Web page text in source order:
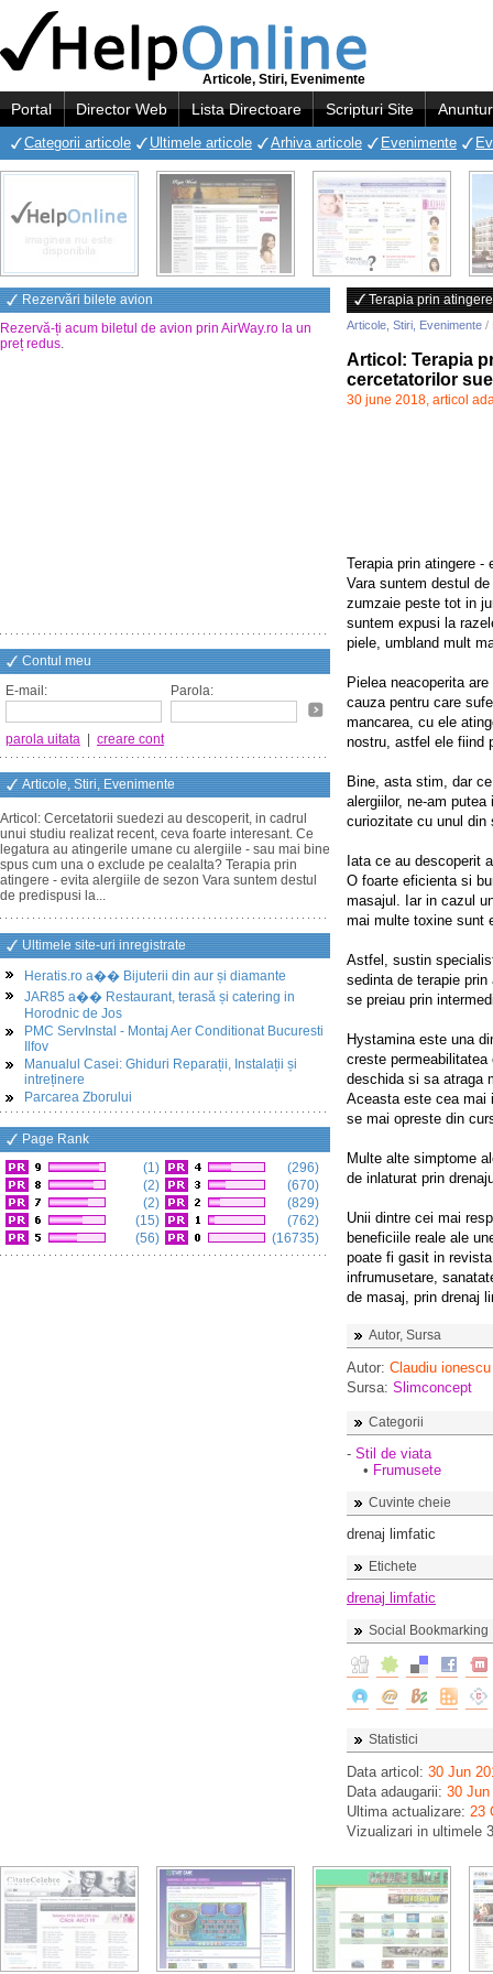
Articole, Stiri, Evenimente
Portal Director Web Lista Directoare Scripturi Site
Categorii articole Ultimele articole Arhiva articole Evenimente
Rezervări bilete avion
Rezervă-ți acum biletul de avion prin AirWay.ro la un
preț redus.
Contul meu
E-mail:
Parola:
parola uitata creare cont
Articole, Stiri, Evenimente
Articol: Cercetatorii suedezi au descoperit, in cadrul
unui studiu realizat recent, ceva foarte interesant. Ce
legatura au atingerile umane cu alergiile - sau mai bine
spus cum una o exclude pe cealalta? Terapia prin
atingere - evita alergiile de sezon Vara suntem destul
de predispusi la...
Ultimele site-uri inregistrate
Heratis.ro a�� Bijuterii din aur și diamante
JAR85 a�� Restaurant, terasă și catering in
Horodnic de Jos
PMC ServInstal - Montaj Aer Conditionat Bucuresti
Ilfov
Manualul Casei: Ghiduri Reparații, Instalații și
intreținere
Parcarea Zborului
Page Rank
(1)
(2)
(2)
(15)
(56)
(296)
(670)
(829)
(762)
(16735)
Terapia prin
Articole, Stiri, Evenimente /
Articol: Terapia
cercetatorilor
30 june 2018, articol
Terapia prin atingere -
Vara suntem destul
zumzaie peste tot in
suntem expusi la
piele, umbland mult
Pielea neacoperita
cauza pentru care
mancarea, cu ele
nostru, astfel ele fiind
Bine, asta stim, dar
alergiilor, ne-am
curiozitate cu unul din
Iata ce au descoperit
O foarte eficienta si
masajul. Iar in cazul
mai multe toxine sunt
Astfel, sustin
sedinta de terapie
se preiau prin
Hystamina este una
creste
deschida si sa atraga
Aceasta este cea mai
se mai opreste din
Multe alte simptome
de inlaturat prin
Unii dintre cei mai
beneficiile reale ale
poate fi gasit in
infrumusetare,
de masaj, prin drenaj
Autor, Sursa
Autor: Claudiu ionescu
Sursa: Slimconcept
Categorii
- Stil de viata
• Frumusete
Cuvinte cheie
drenaj limfatic
Etichete
drenaj limfatic
Social Bookmarking
Statistici
Data articol: 30 Jun
Data adaugarii: 30 Jun
Ultima actualizare: 23
Vizualizari in ultimele